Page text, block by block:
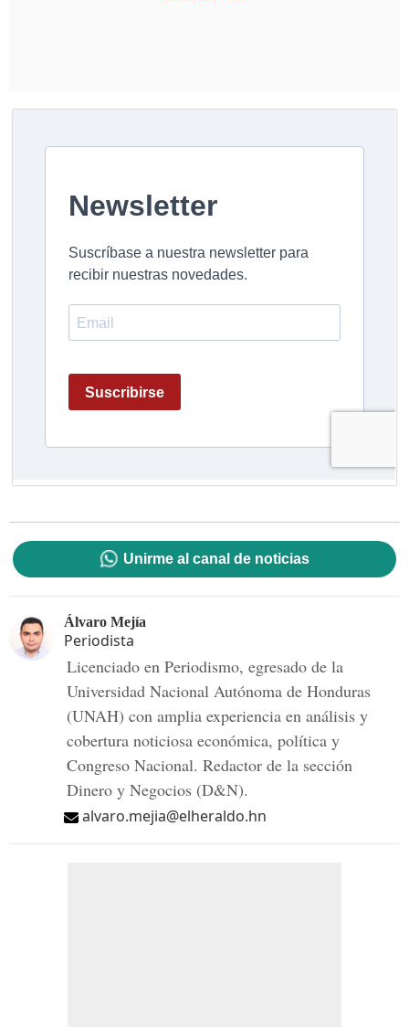
Unirme al canal de noticias
Álvaro Mejía
Periodista
Licenciado en Periodismo, egresado de la
Universidad Nacional Autónoma de Honduras
(UNAH) con amplia experiencia en análisis y
cobertura noticiosa económica, política y
Congreso Nacional. Redactor de la sección
Dinero y Negocios (D&N).
alvaro.mejia@elheraldo.hn